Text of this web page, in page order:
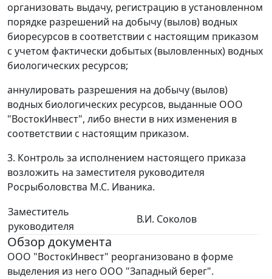
организовать выдачу, регистрацию в установленном
порядке разрешений на добычу (вылов) водных
биоресурсов в соответствии с настоящим приказом
с учетом фактически добытых (выловленных) водных
биологических ресурсов;
аннулировать разрешения на добычу (вылов)
водных биологических ресурсов, выданные ООО
"ВостокИнвест", либо внести в них изменения в
соответствии с настоящим приказом.
3. Контроль за исполнением настоящего приказа
возложить на заместителя руководителя
Росрыболовства М.С. Иваника.
Заместитель
руководителя
В.И. Соколов
Обзор документа
ООО "ВостокИнвест" реорганизовано в форме
выделения из него ООО "Западный берег".